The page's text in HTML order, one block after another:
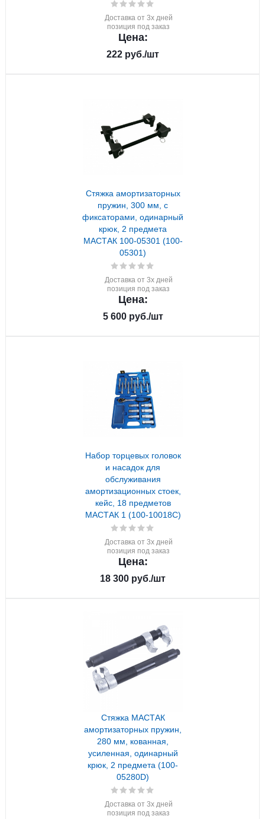
Доставка от 3х дней
позиция под заказ
Цена:
222 руб./шт
Стяжка амортизаторных
пружин, 300 мм, с
фиксаторами, одинарный
крюк, 2 предмета
МАСТАК 100-05301 (100-
05301)
Доставка от 3х дней
позиция под заказ
Цена:
5 600руб./шт
Набор торцевых головок
и насадок для
обслуживания
амортизационных стоек,
кейс, 18 предметов
МАСТАК 1 (100-10018C)
Доставка от 3х дней
позиция под заказ
Цена:
18 300 руб./шт
Стяжка МАСТАК
амортизаторных пружин,
280 мм, кованная,
усиленная, одинарный
крюк, 2 предмета (100-
05280D)
Доставка от 3х дней
позиция под заказ